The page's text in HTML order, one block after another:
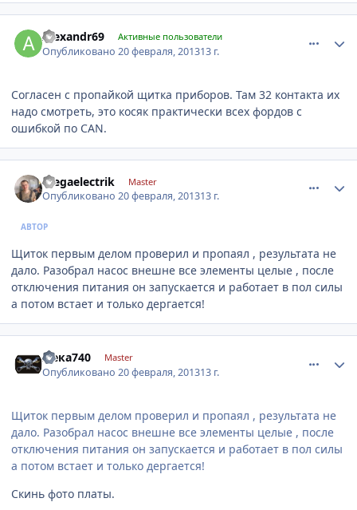
Alexandr69 Активные пользователи
Опубликовано20 февраля, 201313 г.
Согласен с пропайкой щитка приборов. Там 32 контакта их
надо смотреть, это косяк практически всех фордов с
ошибкой по CAN.
megaelectrik Master
Опубликовано20 февраля, 201313 г.
АВТОР
Щиток первым делом проверил и пропаял , результата не
дало. Разобрал насос внешне все элементы целые , после
отключения питания он запускается и работает в пол силы
а потом встает и только дергается!
жека740 Master
Опубликовано20 февраля, 201313 г.
Щиток первым делом проверил и пропаял , результата не
дало. Разобрал насос внешне все элементы целые , после
отключения питания он запускается и работает в пол силы
а потом встает и только дергается!
Скинь фото платы.